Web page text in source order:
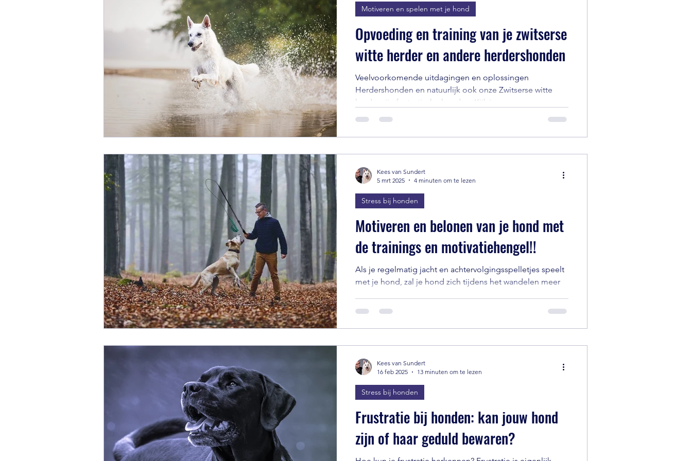
Opvoeding en training van je zwitserse
witte herder en andere herdershonden
Veelvoorkomende uitdagingen en oplossingen
Herdershonden en natuurlijk ook onze Zwitserse witte
herder zijn fantastische honden. Kijk in...
Motiveren en spelen met je hond
Motiveren en belonen van je hond met
de trainings en motivatiehengel!!
Als je regelmatig jacht en achtervolgingsspelletjes speelt
met je hond, zal je hond zich tijdens het wandelen meer
Stress bij honden
Kees van Sundert
5 mrt 2025
4 minuten om te lezen
Frustratie bij honden: kan jouw hond
zijn of haar geduld bewaren?
Stress bij honden
Kees van Sundert
16 feb 2025
13 minuten om te lezen